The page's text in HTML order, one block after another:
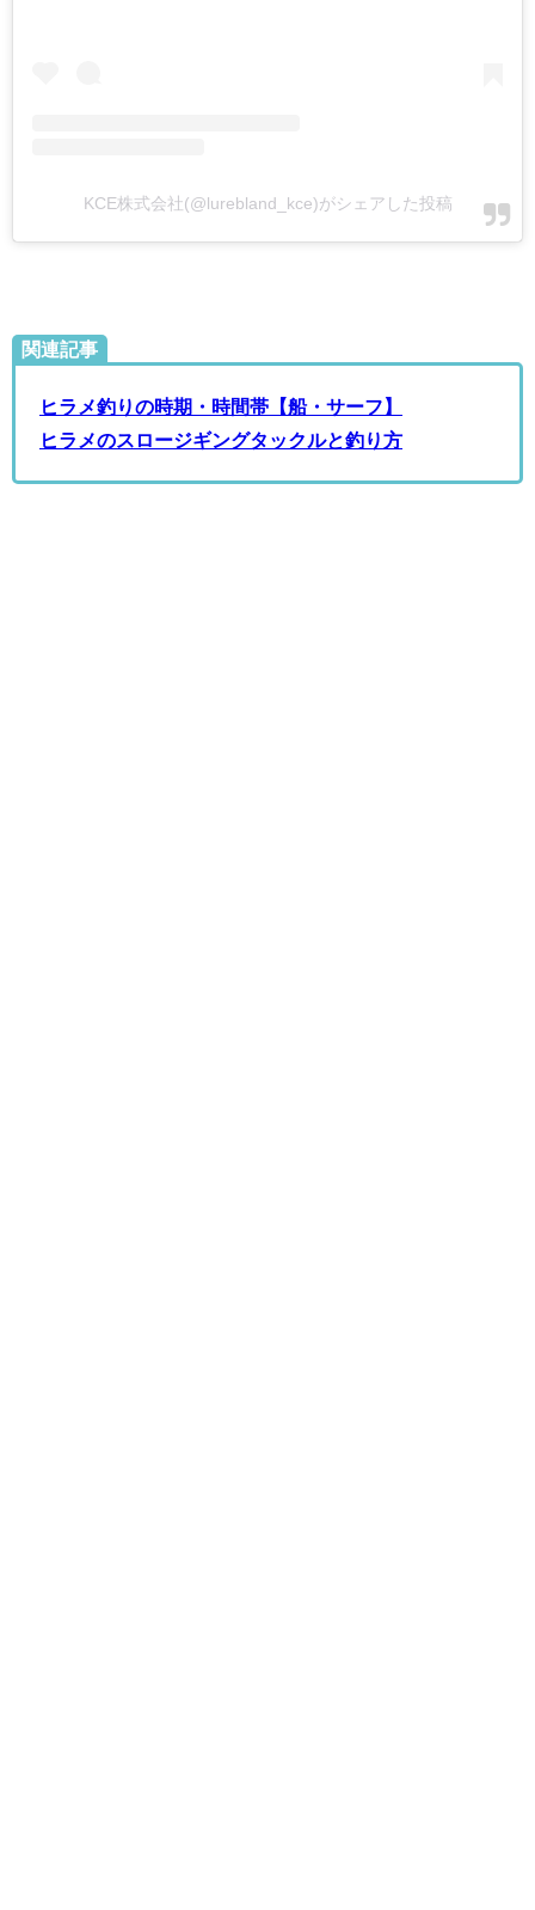
KCE株式会社(@lurebland_kce)がシェアした投稿
関連記事
ヒラメ釣りの時期・時間帯【船・サーフ】
ヒラメのスロージギングタックルと釣り方